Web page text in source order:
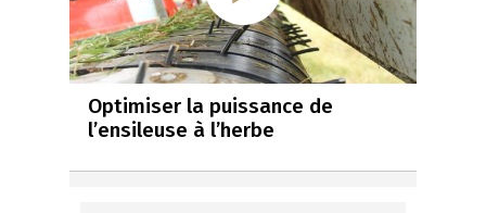
Optimiser la puissance de
l’ensileuse à l’herbe